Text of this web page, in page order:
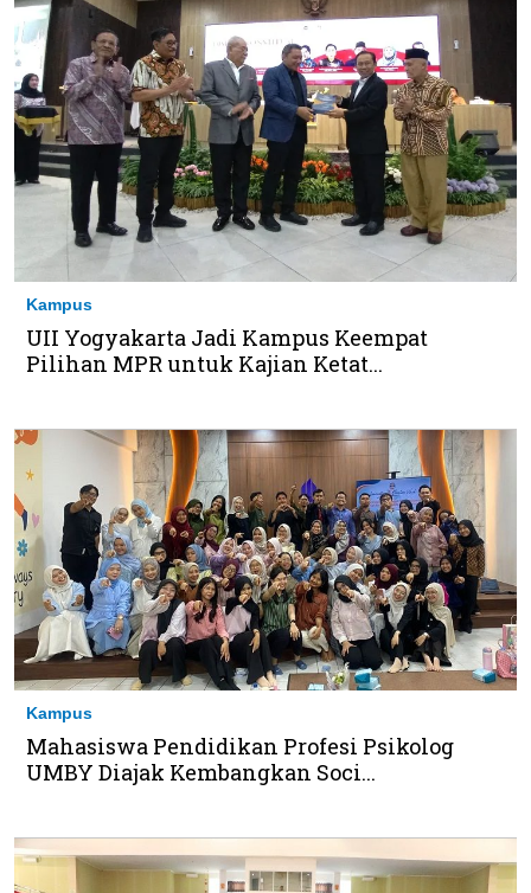
Kampus
UII Yogyakarta Jadi Kampus Keempat
Pilihan MPR untuk Kajian Ketat...
Kampus
Mahasiswa Pendidikan Profesi Psikolog
UMBY Diajak Kembangkan Soci...